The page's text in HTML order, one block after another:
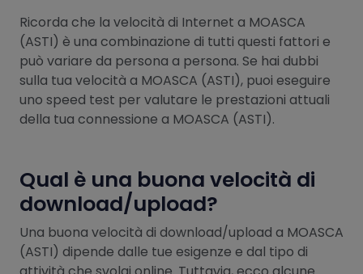
Ricorda che la velocità di Internet a MOASCA
(ASTI) è una combinazione di tutti questi fattori e
può variare da persona a persona. Se hai dubbi
sulla tua velocità a MOASCA (ASTI), puoi eseguire
uno speed test per valutare le prestazioni attuali
della tua connessione a MOASCA (ASTI).
Qual è una buona velocità di
download/upload?
Una buona velocità di download/upload a MOASCA
(ASTI) dipende dalle tue esigenze e dal tipo di